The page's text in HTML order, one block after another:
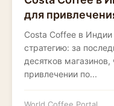
для
Costa Coffee в
стратегию: за
десятков
привлечении по...